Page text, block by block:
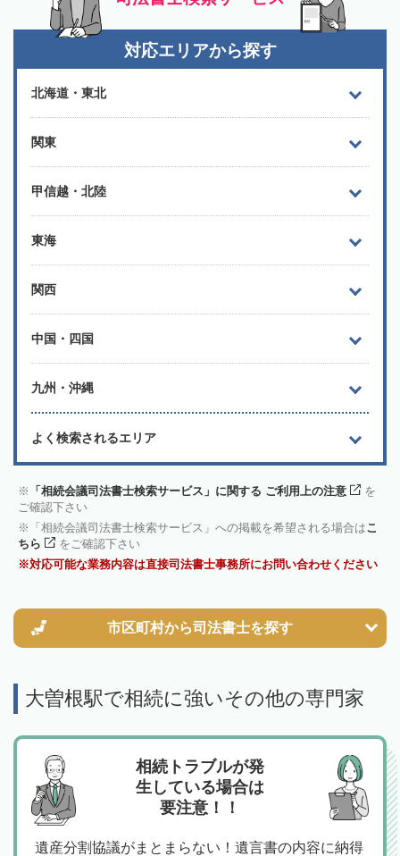
対応エリアから探す
北海道・東北
関東
甲信越・北陸
東海
関西
中国・四国
九州・沖縄
よく検索されるエリア
「相続会議司法書士検索サービス」に関する ご利用上の注意
を
ご確認下さい
「相続会議司法書士検索サービス」への掲載を希望される場合はこ
ちら
をご確認下さい
対応可能な業務内容は直接司法書士事務所にお問い合わせください
市区町村から司法書士を探す
大曽根駅で相続に強いその他の専門家
相続トラブルが発
生している場合は
要注意！！
遺産分割協議がまとまらない！遺言書の内容に納得